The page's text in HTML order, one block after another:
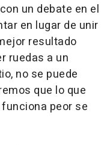
un debate en el
en lugar de unir
resultado
ruedas a un
no se puede
que lo que
peor se